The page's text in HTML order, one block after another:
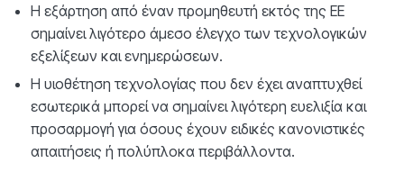
Η εξάρτηση από έναν προμηθευτή εκτός της ΕΕ
σημαίνει λιγότερο άμεσο έλεγχο των τεχνολογικών
εξελίξεων και ενημερώσεων.
Η υιοθέτηση τεχνολογίας που δεν έχει αναπτυχθεί
εσωτερικά μπορεί να σημαίνει λιγότερη ευελιξία και
προσαρμογή για όσους έχουν ειδικές κανονιστικές
απαιτήσεις ή πολύπλοκα περιβάλλοντα.